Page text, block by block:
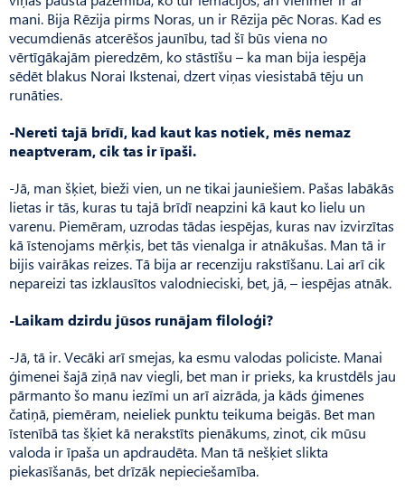
mani. Bija Rēzija pirms Noras, un ir Rēzija pēc Noras. Kad es
vecumdienās atcerēšos jaunību, tad šī būs viena no
vērtīgākajām pieredzēm, ko stāstīšu – ka man bija iespēja
sēdēt blakus Norai Ikstenai, dzert viņas viesistabā tēju un
runāties.
-Nereti tajā brīdī, kad kaut kas notiek, mēs nemaz
neaptveram, cik tas ir īpaši.
-Jā, man šķiet, bieži vien, un ne tikai jauniešiem. Pašas labākās
lietas ir tās, kuras tu tajā brīdī neapzini kā kaut ko lielu un
varenu. Piemēram, uzrodas tādas iespējas, kuras nav izvirzītas
kā īstenojams mērķis, bet tās vienalga ir atnākušas. Man tā ir
bijis vairākas reizes. Tā bija ar recenziju rakstīšanu. Lai arī cik
nepareizi tas izklausītos valodnieciski, bet, jā, – iespējas atnāk.
-Laikam dzirdu jūsos runājam filoloģi?
-Jā, tā ir. Vecāki arī smejas, ka esmu valodas policiste. Manai
ģimenei šajā ziņā nav viegli, bet man ir prieks, ka krustdēls jau
pārmanto šo manu iezīmi un arī aizrāda, ja kāds ģimenes
čatiņā, piemēram, neieliek punktu teikuma beigās. Bet man
īstenībā tas šķiet kā nerakstīts pienākums, zinot, cik mūsu
valoda ir īpaša un apdraudēta. Man tā nešķiet slikta
piekasīšanās, bet drīzāk nepieciešamība.